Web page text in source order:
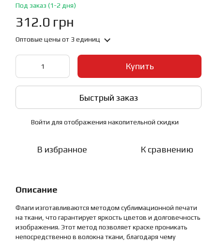
Под заказ (1-2 дня)
312.0 грн
Оптовые цены от 3 единиц
Купить
Быстрый заказ
Войти для отображения накопительной скидки
В избранное К сравнению
Описание
Флаги изготавливаются методом сублимационной печати
на ткани, что гарантирует яркость цветов и долговечность
изображения. Этот метод позволяет краске проникать
непосредственно в волокна ткани, благодаря чему